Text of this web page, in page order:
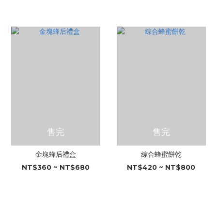
售完
金塊蜂后禮盒
NT$360 ~ NT$680
售完
綜合蜂蜜餅乾
NT$420 ~ NT$800